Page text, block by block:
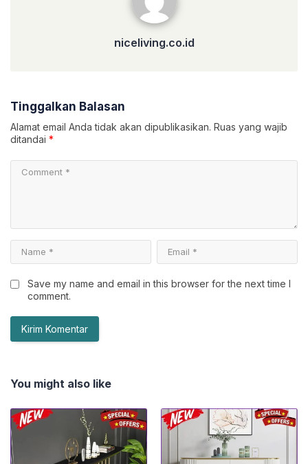
niceliving.co.id
Tinggalkan Balasan
Alamat email Anda tidak akan dipublikasikan. Ruas yang wajib
ditandai *
Save my name and email in this browser for the next time I
comment.
You might also like